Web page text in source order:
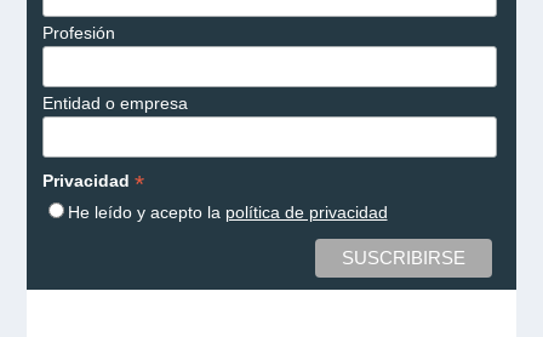
Profesión
Entidad o empresa
Privacidad *
He leído y acepto la política de privacidad